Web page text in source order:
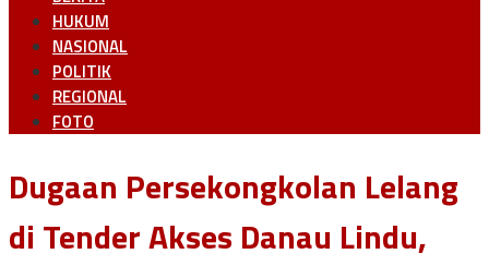
HUKUM
NASIONAL
POLITIK
REGIONAL
FOTO
Dugaan Persekongkolan Lelang
di Tender Akses Danau Lindu,